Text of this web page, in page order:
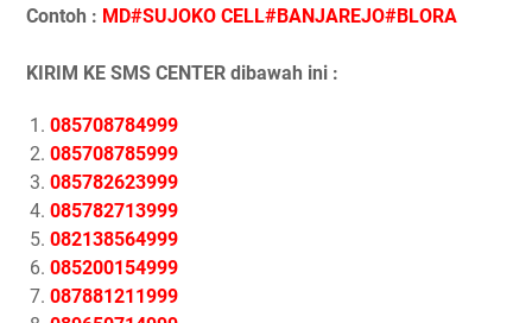
Contoh : MD#SUJOKO CELL#BANJAREJO#BLORA
KIRIM KE SMS CENTER dibawah ini :
085708784999
085708785999
085782623999
085782713999
082138564999
085200154999
087881211999